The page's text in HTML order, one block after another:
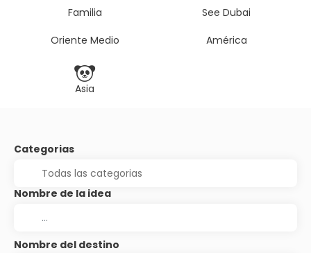
Familia
See Dubai
Oriente Medio
América
Asia
Categorias
Nombre de la idea
Nombre del destino